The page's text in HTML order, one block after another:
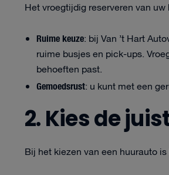
Het vroegtijdig reserveren van
Ruime keuze: bij Van ’t Hart
ruime busjes en pick-ups.
behoeften past.
Gemoedsrust: u kunt met een
2. Kies de
Bij het kiezen van een huurauto